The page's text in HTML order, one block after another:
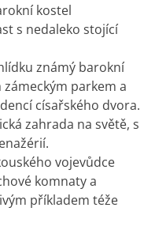
kostel
s nedaleko stojící
známý barokní
parkem a
císařského dvora.
zahrada na světě, s
vojevůdce
komnaty a
příkladem téže